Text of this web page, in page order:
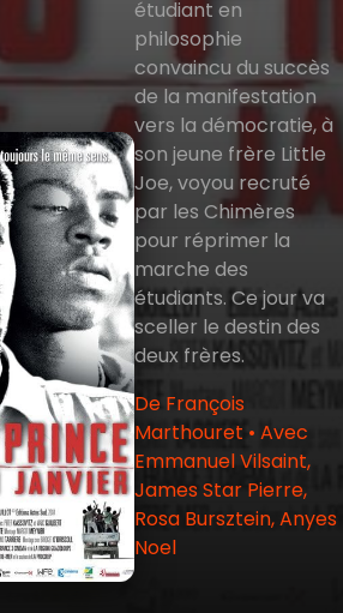
étudiant en
philosophie
convaincu du succès
de la manifestation
vers la démocratie, à
son jeune frère Little
Joe, voyou recruté
par les Chimères
pour réprimer la
marche des
étudiants. Ce jour va
sceller le destin des
deux frères.
De François
Marthouret • Avec
Emmanuel Vilsaint,
James Star Pierre,
Rosa Bursztein, Anyes
Noel